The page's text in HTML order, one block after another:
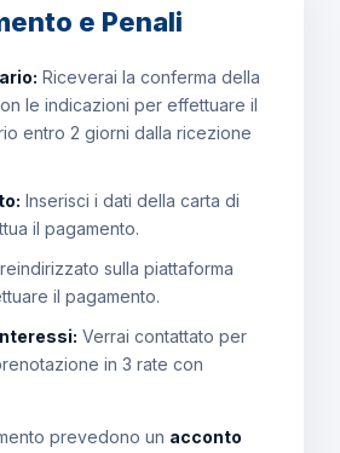
e Penali
Riceverai la conferma della
le indicazioni per effettuare il
entro 2 giorni dalla ricezione
Inserisci i dati della carta di
il pagamento.
sulla piattaforma
il pagamento.
Verrai contattato per
in 3 rate con
prevedono un acconto